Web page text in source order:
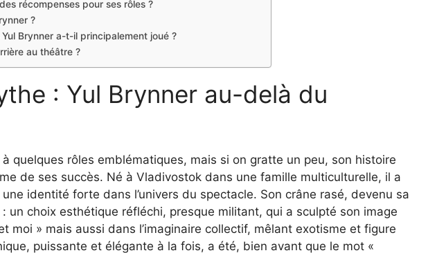
récompenses pour ses rôles ?
?
Brynner a-t-il principalement joué ?
au théâtre ?
: Yul Brynner au-delà du
quelques rôles emblématiques, mais si on gratte un peu, son histoire
de ses succès. Né à Vladivostok dans une famille multiculturelle, il a
identité forte dans l’univers du spectacle. Son crâne rasé, devenu sa
: un choix esthétique réfléchi, presque militant, qui a sculpté son image
moi » mais aussi dans l’imaginaire collectif, mêlant exotisme et figure
puissante et élégante à la fois, a été, bien avant que le mot «